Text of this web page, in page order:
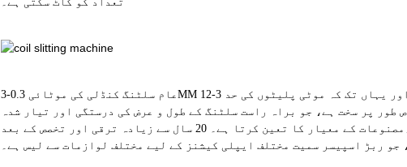
عام سلٹنگ کنڈلی کی موٹائی 0.3-3MM ہے، اور یہاں تک کہ موٹی پلیٹوں کی حد 3-12MM تک زیادہ ہے۔ کنڈلی کی مختلف موٹائیوں کے
طور پر سخت ہے، جو براہ راست سلٹنگ کے طول و عرض کی درستگی اور تیار شدہ
مصنوعات کے معیار کا تعین کرتا ہے۔ 20 سال سے زیادہ ترقی اور تخصص کے بعد، KINGREAL صارفین کو کوائل سلٹنگ پروڈکشن لائنز کے
ربڑ اسپیسر سمیت مختلف ایپلی کیشنز کے لیے مختلف لوازمات سے لیس ہے۔